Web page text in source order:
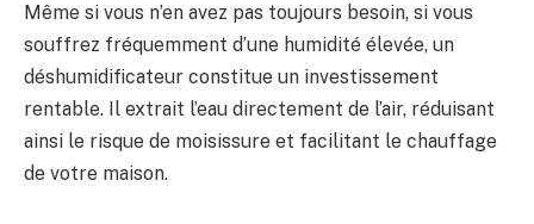
Même si vous n’en avez pas toujours besoin, si vous
souffrez fréquemment d’une humidité élevée, un
déshumidificateur constitue un investissement
rentable. Il extrait l’eau directement de l’air, réduisant
ainsi le risque de moisissure et facilitant le chauffage
de votre maison.